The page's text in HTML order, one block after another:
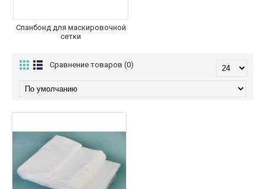
Спанбонд для маскировочной
сетки
Сравнение товаров (0)